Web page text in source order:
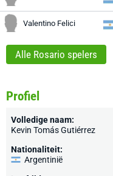
Valentino Felici
Alle Rosario spelers
Profiel
Volledige naam:
Kevin Tomás Gutiérrez
Nationaliteit:
Argentinië